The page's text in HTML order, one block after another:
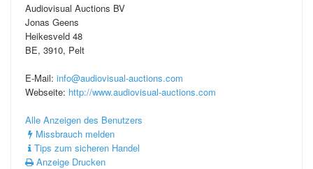
Audiovisual Auctions BV
Jonas Geens
Heikesveld 48
BE, 3910, Pelt
E-Mail: info@audiovisual-auctions.com
Webseite: http://www.audiovisual-auctions.com
Alle Anzeigen des Benutzers
Missbrauch melden
Tips zum sicheren Handel
Anzeige Drucken